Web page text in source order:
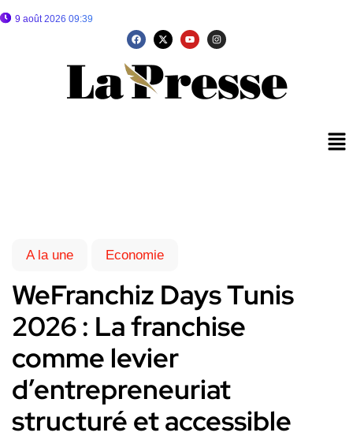
9 août 2026 09:39
A la une Economie
WeFranchiz Days Tunis
2026 : La franchise
comme levier
d’entrepreneuriat
structuré et accessible